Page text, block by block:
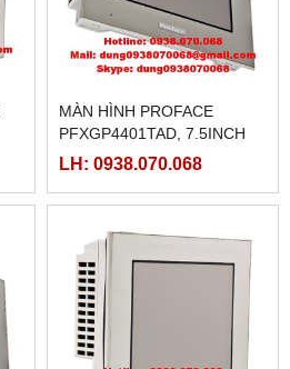
MÀN HÌNH PROFACE
PFXGP4401TAD, 7.5INCH
LH: 0938.070.068